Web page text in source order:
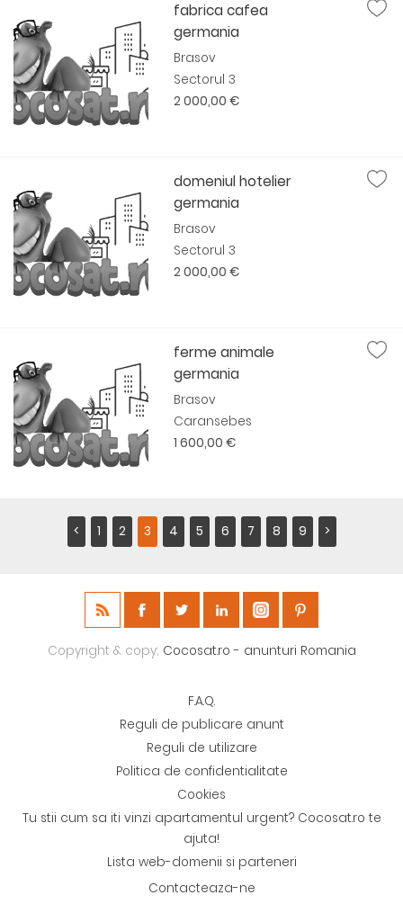
fabrica cafea
germania
Brasov
Sectorul 3
2 000,00 €
domeniul hotelier
germania
Brasov
Sectorul 3
2 000,00 €
ferme animale
germania
Brasov
Caransebes
1 600,00 €
< 1 2 3 4 5 6 7 8 9 >
Copyright & copy; Cocosat.ro - anunturi Romania
F.A.Q.
Reguli de publicare anunt
Reguli de utilizare
Politica de confidentialitate
Cookies
Tu stii cum sa iti vinzi apartamentul urgent? Cocosat.ro te
ajuta!
Lista web-domenii si parteneri
Contacteaza-ne